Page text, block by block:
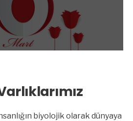
biyolojik olarak dünyaya